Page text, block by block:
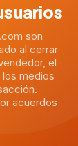
son
al cerrar
el
medios
acuerdos